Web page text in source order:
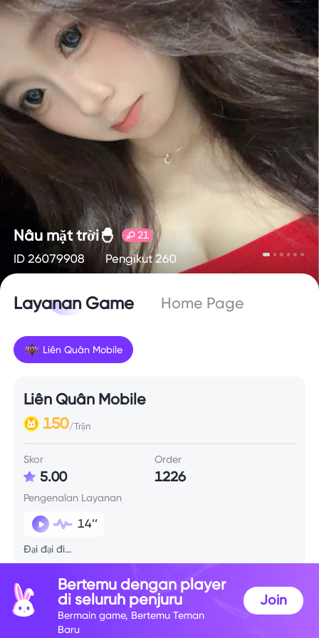
Nâu mặt trời🐣 21
ID 26079908 Pengikut 260
Layanan Game Home Page
Liên Quân Mobile
Liên Quân Mobile
150/Trận
Skor
5.00
Order
1226
Pengenalan Layanan
14’’
Đại đại đi...
Info Skill
Bertemu dengan player
di seluruh penjuru
Bermain game, Bertemu Teman
Baru
Join